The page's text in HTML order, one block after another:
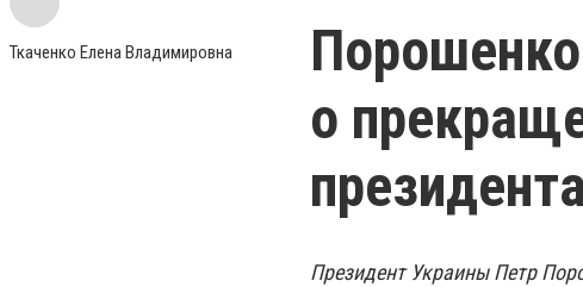
Ткаченко Елена Владимировна
о
Президент Украины Петр